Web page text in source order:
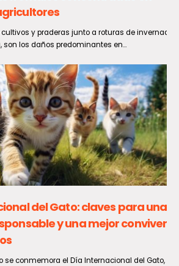
y praderas junto a roturas de invernaderos
daños predominantes en...
del Gato: claves para una
y una mejor convivencia
el Día Internacional del Gato, una